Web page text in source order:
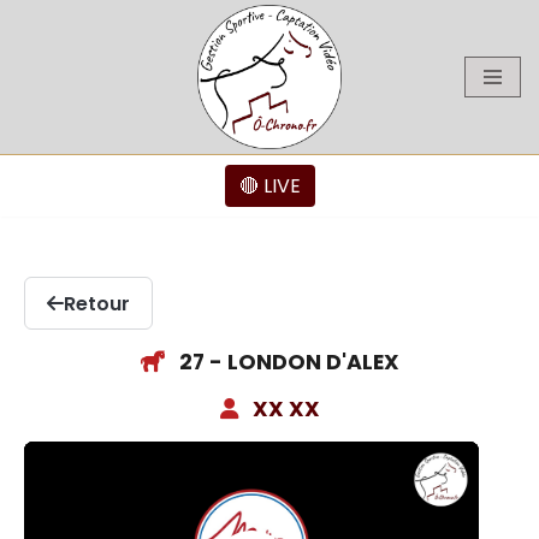
🔴 LIVE
Retour
27 - LONDON D'ALEX
XX XX